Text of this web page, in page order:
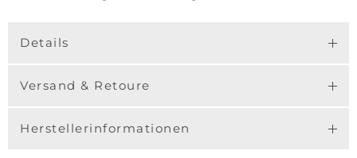
Details
Versand & Retoure
Herstellerinformationen